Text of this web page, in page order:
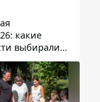
какие
выбирали
в Украине